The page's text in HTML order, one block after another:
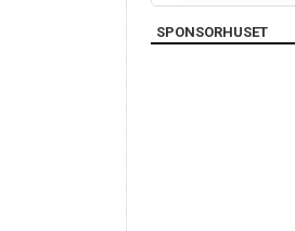
SPONSORHUSET